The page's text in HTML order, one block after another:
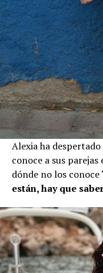
Alexia ha
conoce a sus
dónde no los conoce
están, hay que